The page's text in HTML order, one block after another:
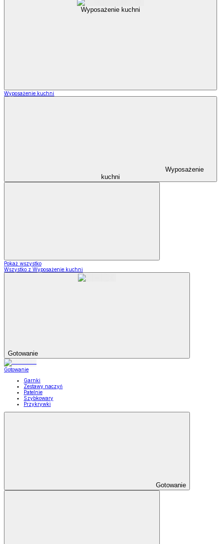
Wyposażenie kuchni
Wyposażenie kuchni
Wyposażenie
kuchni
Pokaż wszystko
Wszystko z Wyposażenie kuchni
Gotowanie
Gotowanie
Garnki
Zestawy naczyń
Patelnie
Szybkowary
Przykrywki
Gotowanie